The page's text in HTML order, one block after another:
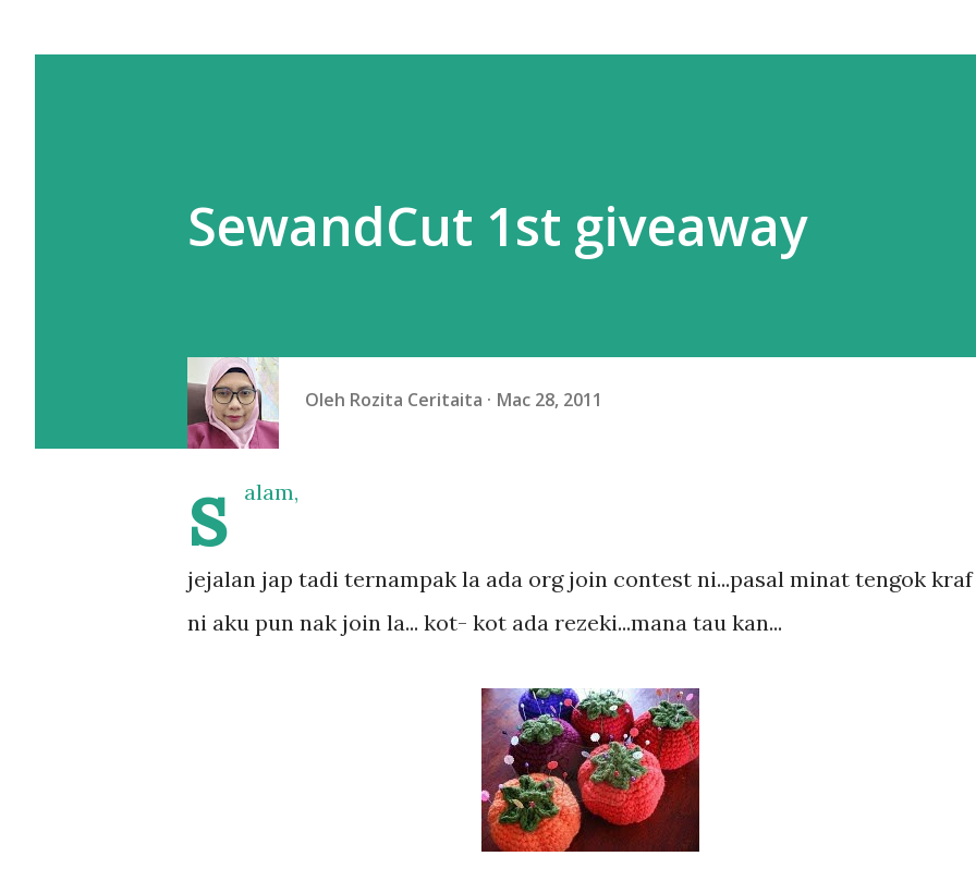
SewandCut 1st giveaway
Oleh Rozita Ceritaita Mac 28, 2011
s alam,
jejalan jap tadi ternampak la ada org join contest ni...pasal minat tengok kraf
ni aku pun nak join la... kot- kot ada rezeki...mana tau kan...